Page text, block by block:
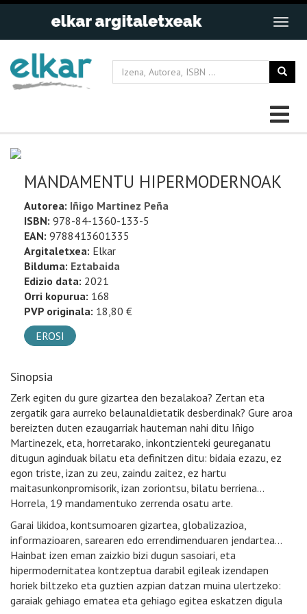
MANDAMENTU HIPERMODERNOAK
Autorea: Iñigo Martinez Peña
ISBN: 978-84-1360-133-5
EAN: 9788413601335
Argitaletxea: Elkar
Bilduma: Eztabaida
Edizio data: 2021
Orri kopurua: 168
PVP originala: 18,80 €
EROSI
Sinopsia
Zerk egiten du gure gizartea den bezalakoa? Zertan eta
zergatik gara aurreko belaunaldietatik desberdinak? Gure aroa
bereizten duten ezaugarriak hauteman nahi ditu Iñigo
Martinezek, eta, horretarako, inkontzienteki geureganatu
ditugun aginduak bilatu eta definitzen ditu: bidaia ezazu, ez
egon triste, izan zu zeu, zaindu zaitez, ez hartu
maitasunkonpromisorik, izan zoriontsu, bilatu berriena…
Horrela, 19 mandamentuko zerrenda osatu arte.
Garai likidoa, kontsumoaren gizartea, globalizazioa,
informazioaren, sarearen edo errendimenduaren jendartea…
Hainbat izen eman zaizkio bizi dugun sasoiari, eta
hipermodernitatea kontzeptua darabil egileak izendapen
horiek biltzeko eta guztien azpian datzan muina ulertzeko:
garaiak gehiago ematea eta gehiago egitea eskatzen digula